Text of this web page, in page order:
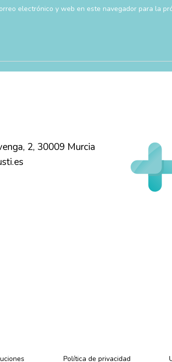
todo Aceptar todo
electrónico y web en este navegador para la
2, 30009 Murcia
Política de privacidad